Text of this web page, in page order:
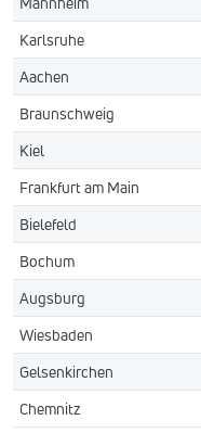
Karlsruhe
Aachen
Braunschweig
Kiel
Frankfurt am Main
Bielefeld
Bochum
Augsburg
Wiesbaden
Gelsenkirchen
Chemnitz